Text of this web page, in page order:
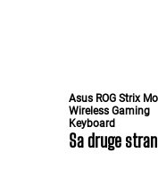
Asus ROG Strix
Wireless Gaming
Keyboard
Sa druge